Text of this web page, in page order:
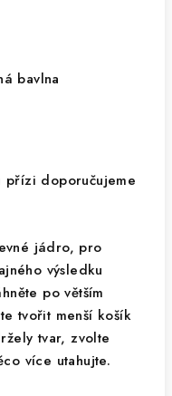
bavlna
přízi doporučujeme
jádro, pro
výsledku
po větším
tvořit menší košík
tvar, zvolte
více utahujte.